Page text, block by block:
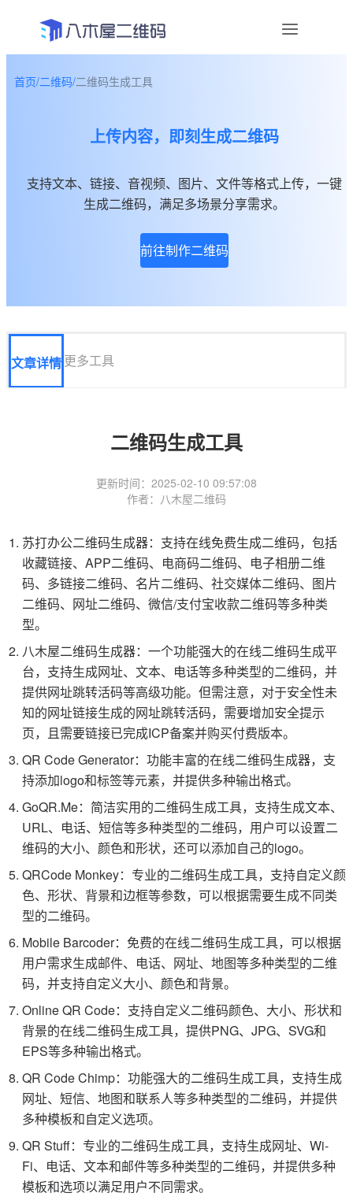
帮助中心
首页/二维码/二维码生成工具
上传内容，即刻生成二维码
支持文本、链接、音视频、图片、文件等格式上传，一键
生成二维码，满足多场景分享需求。
前往制作二维码
文章详情更多工具
二维码生成工具
更新时间：2025-02-10 09:57:08
作者：八木屋二维码
苏打办公二维码生成器：支持在线免费生成二维码，包括
收藏链接、APP二维码、电商码二维码、电子相册二维
码、多链接二维码、名片二维码、社交媒体二维码、图片
二维码、网址二维码、微信/支付宝收款二维码等多种类
型。
八木屋二维码生成器：一个功能强大的在线二维码生成平
台，支持生成网址、文本、电话等多种类型的二维码，并
提供网址跳转活码等高级功能。但需注意，对于安全性未
知的网址链接生成的网址跳转活码，需要增加安全提示
页，且需要链接已完成ICP备案并购买付费版本。
QR Code Generator：功能丰富的在线二维码生成器，支
持添加logo和标签等元素，并提供多种输出格式。
GoQR.Me：简洁实用的二维码生成工具，支持生成文本、
URL、电话、短信等多种类型的二维码，用户可以设置二
维码的大小、颜色和形状，还可以添加自己的logo。
QRCode Monkey：专业的二维码生成工具，支持自定义颜
色、形状、背景和边框等参数，可以根据需要生成不同类
型的二维码。
Mobile Barcoder：免费的在线二维码生成工具，可以根据
用户需求生成邮件、电话、网址、地图等多种类型的二维
码，并支持自定义大小、颜色和背景。
Online QR Code：支持自定义二维码颜色、大小、形状和
背景的在线二维码生成工具，提供PNG、JPG、SVG和
EPS等多种输出格式。
QR Code Chimp：功能强大的二维码生成工具，支持生成
网址、短信、地图和联系人等多种类型的二维码，并提供
多种模板和自定义选项。
QR Stuff：专业的二维码生成工具，支持生成网址、Wi-
Fi、电话、文本和邮件等多种类型的二维码，并提供多种
模板和选项以满足用户不同需求。